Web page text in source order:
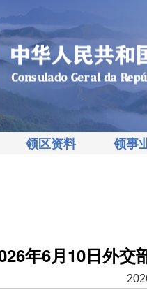
领区资料 领事
年6月10日外交